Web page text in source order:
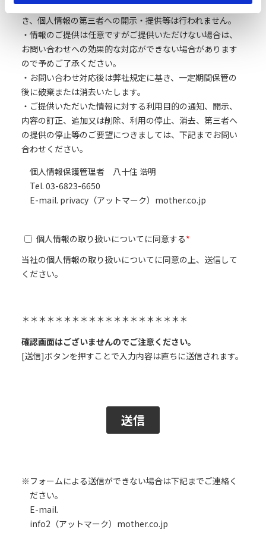
※フォームによる送信ができない場合は下記までご連絡く
ださい。
E-mail.
info2（アットマーク）mother.co.jp